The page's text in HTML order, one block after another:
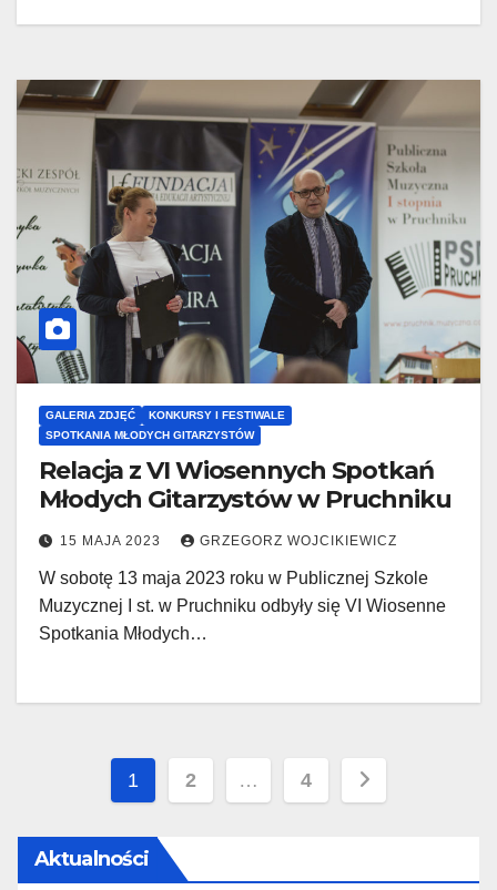
GALERIA ZDJĘĆ
KONKURSY I FESTIWALE
SPOTKANIA MŁODYCH GITARZYSTÓW
Relacja z VI Wiosennych Spotkań
Młodych Gitarzystów w Pruchniku
15 MAJA 2023 GRZEGORZ WOJCIKIEWICZ
W sobotę 13 maja 2023 roku w Publicznej Szkole
Muzycznej I st. w Pruchniku odbyły się VI Wiosenne
Spotkania Młodych…
Stronicowanie
wpisów
1 2 … 4
Aktualności